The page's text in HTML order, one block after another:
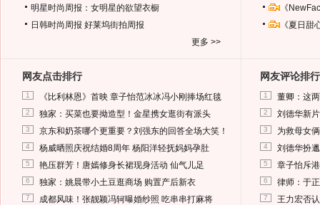
明星时尚周报：女明星的欲望衣橱
日韩时尚周报 好莱坞街拍周报
更多 >>
《
《夏日
网友点击排行
1 《比利林恩》首映 章子怡范冰冰冯小刚捧场红毯
2 独家：买菜也要拗造型！金星携女逛街有派头
3 京东和奶茶哪个更重要？刘强东的回答全场大笑！
4 杨威晒照庆祝结婚8周年 杨阳洋轻抚妈妈孕肚
5 艳压群芳！唐嫣修身长裙现身活动 仙气儿足
6 独家：姚晨带小土豆逛商场 购置产后新衣
7 成都风味！张靓颖冯轲曝婚纱照 吃串串打麻将
网友评论排行
1 董卿：这
2 刘德华新
3 为救母女
4 刘德华扮
5 章子怡斥
6 律师：于
7 王力宏否